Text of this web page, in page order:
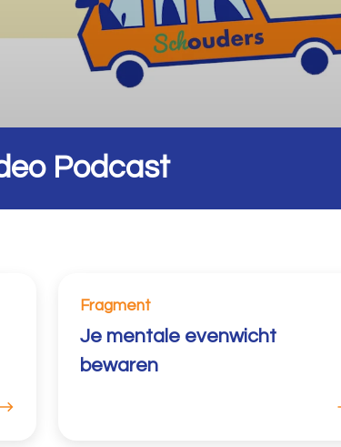
Podcast
Fragment
Je mentale evenwicht
bewaren